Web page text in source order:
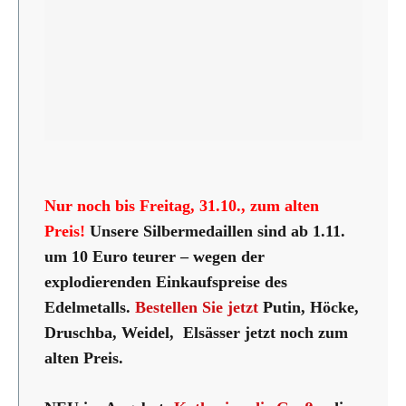
Nur noch bis Freitag, 31.10., zum alten
Preis! Unsere Silbermedaillen sind ab 1.11.
um 10 Euro teurer – wegen der
explodierenden Einkaufspreise des
Edelmetalls. Bestellen Sie jetzt Putin, Höcke,
Druschba, Weidel, Elsässer jetzt noch zum
alten Preis.